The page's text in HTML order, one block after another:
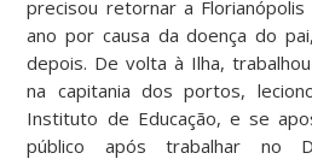
precisou retornar a
ano por causa da doença do
depois. De volta à Ilha,
na capitania dos portos,
Instituto de Educação, e se
público após trabalhar no